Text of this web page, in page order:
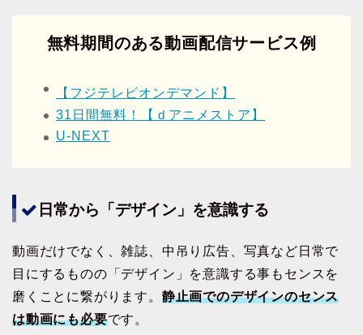
無料期間のある動画配信サービス例
【フジテレビオンデマンド】
31日間無料！【ｄアニメストア】
U-NEXT
日常から「デザイン」を意識する
動画だけでなく、雑誌、中吊り広告、写真など日常で
目にするものの「デザイン」を意識する事もセンスを
磨くことに繋がります。 静止画でのデザインのセンス
は動画にも必要です。